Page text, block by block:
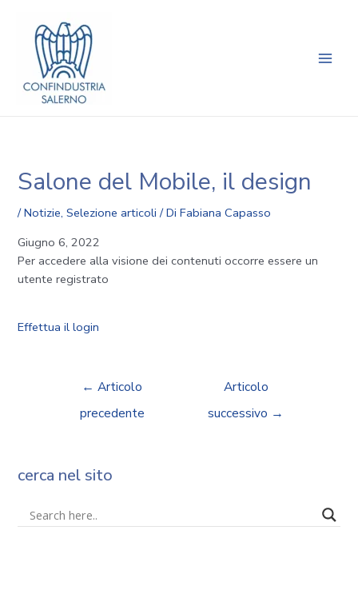
contenuto
Salone del Mobile, il design
/Notizie,Selezione articoli / DiFabiana Capasso
Giugno 6, 2022
Per accedere alla visione dei contenuti occorre essere un
utente registrato
Effettua il login
articoli
← Articolo
precedente
Articolo
successivo →
cerca nel sito